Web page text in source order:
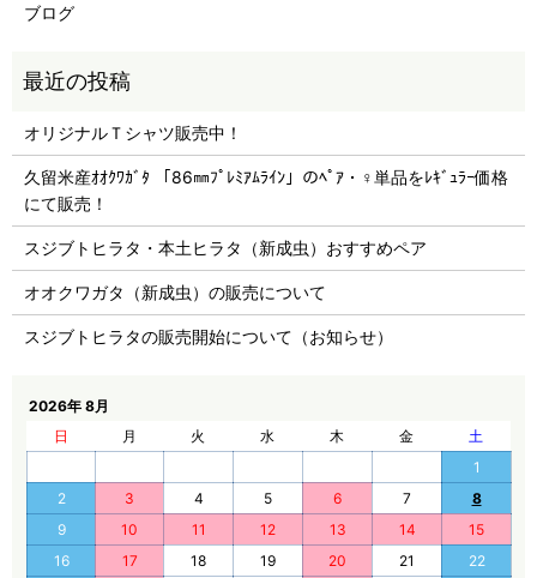
ブログ
オリジナルＴシャツ販売中！
久留米産ｵｵｸﾜｶﾞﾀ 「86㎜ﾌﾟﾚﾐｱﾑﾗｲﾝ」のﾍﾟｱ・♀単品をﾚｷﾞｭﾗｰ価格
にて販売！
スジブトヒラタ・本土ヒラタ（新成虫）おすすめペア
オオクワガタ（新成虫）の販売について
スジブトヒラタの販売開始について（お知らせ）
2026年 8月
日
月 火 水 木 金
土
1
2
3 4 5 6 7
8
9
10 11 12 13 14
15
16
17 18 19 20 21
22